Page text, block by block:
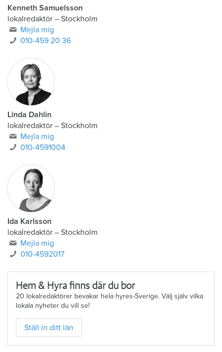
Kenneth Samuelsson
lokalredaktör – Stockholm
Mejla mig
010-459 20 36
Linda Dahlin
lokalredaktör – Stockholm
Mejla mig
010-4591004
Ida Karlsson
lokalredaktör – Stockholm
Mejla mig
010-4592017
Hem & Hyra finns där du bor
20 lokalredaktörer bevakar hela hyres-Sverige. Välj själv vilka
lokala nyheter du vill se!
Ställ in ditt län